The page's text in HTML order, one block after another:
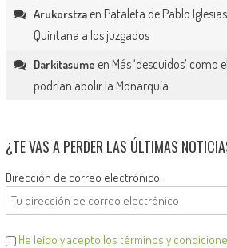
Arukorstzaen Pataleta de Pablo
Quintana a los juzgados
Darkitasume en Más ‘descuidos’ como
podrían abolir la Monarquía
¿TE VAS A PERDER LAS ÚLTIMAS
Dirección de correo electrónico:
He leído y acepto los términos y